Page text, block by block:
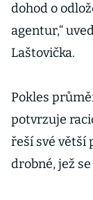
dohod o
agentur,“
Laštovička.
Pokles
potvrzuje
řeší své větší
drobné, jež